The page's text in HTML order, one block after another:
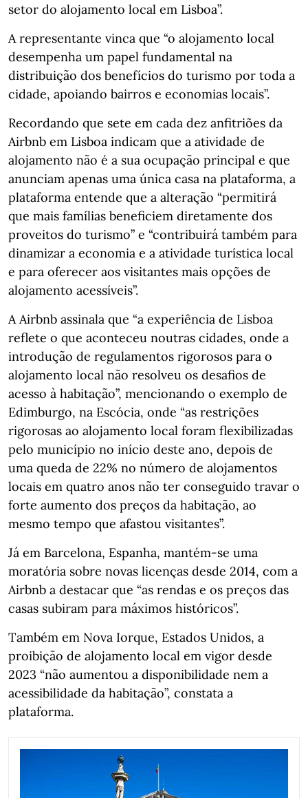
setor do alojamento local em Lisboa”.
A representante vinca que “o alojamento local
desempenha um papel fundamental na
distribuição dos benefícios do turismo por toda a
cidade, apoiando bairros e economias locais”.
Recordando que sete em cada dez anfitriões da
Airbnb em Lisboa indicam que a atividade de
alojamento não é a sua ocupação principal e que
anunciam apenas uma única casa na plataforma, a
plataforma entende que a alteração “permitirá
que mais famílias beneficiem diretamente dos
proveitos do turismo” e “contribuirá também para
dinamizar a economia e a atividade turística local
e para oferecer aos visitantes mais opções de
alojamento acessíveis”.
A Airbnb assinala que “a experiência de Lisboa
reflete o que aconteceu noutras cidades, onde a
introdução de regulamentos rigorosos para o
alojamento local não resolveu os desafios de
acesso à habitação”, mencionando o exemplo de
Edimburgo, na Escócia, onde “as restrições
rigorosas ao alojamento local foram flexibilizadas
pelo município no início deste ano, depois de
uma queda de 22% no número de alojamentos
locais em quatro anos não ter conseguido travar o
forte aumento dos preços da habitação, ao
mesmo tempo que afastou visitantes”.
Já em Barcelona, Espanha, mantém-se uma
moratória sobre novas licenças desde 2014, com a
Airbnb a destacar que “as rendas e os preços das
casas subiram para máximos históricos”.
Também em Nova Iorque, Estados Unidos, a
proibição de alojamento local em vigor desde
2023 “não aumentou a disponibilidade nem a
acessibilidade da habitação”, constata a
plataforma.